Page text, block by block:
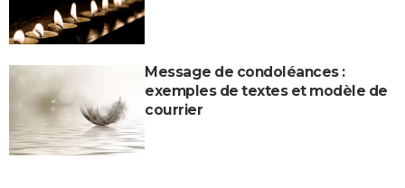
Message de condoléances :
exemples de textes et modèle de
courrier